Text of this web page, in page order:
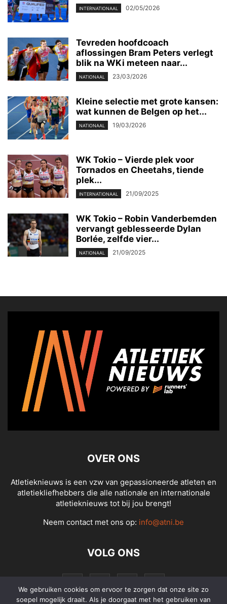
INTERNATIONAAL 02/05/2026
Tevreden hoofdcoach
aflossingen Bram Peters verlegt
blik na WKi meteen naar...
NATIONAAL 23/03/2026
Kleine selectie met grote kansen:
wat kunnen de Belgen op het...
NATIONAAL 19/03/2026
WK Tokio – Vierde plek voor
Tornados en Cheetahs, tiende
plek...
INTERNATIONAAL 21/09/2025
WK Tokio – Robin Vanderbemden
vervangt geblesseerde Dylan
Borlée, zelfde vier...
NATIONAAL 21/09/2025
OVER ONS
Atletieknieuws is een vzw van gepassioneerde atleten en
atletiekliefhebbers die alle nationale en internationale
atletieknieuws tot bij jou brengt!
Neem contact met ons op: info@atni.be
VOLG ONS
We gebruiken cookies om ervoor te zorgen dat onze site zo
soepel mogelijk draait. Als je doorgaat met het gebruiken van